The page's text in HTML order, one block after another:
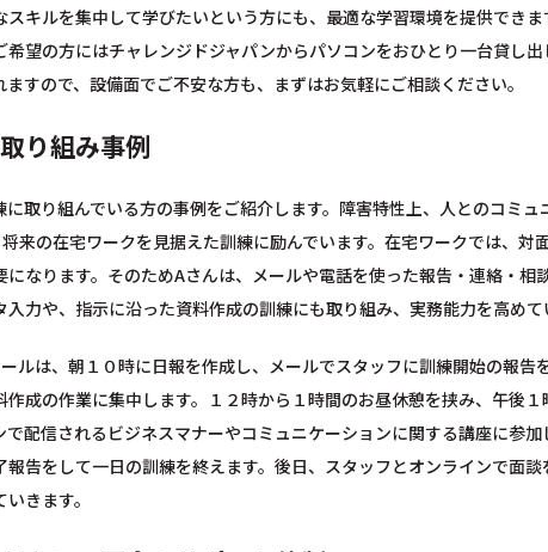
スキルを集中して学びたいという方にも、最適な学習環境を提供でき
望の方にはチャレンジドジャパンからパソコンをおひとり一台貸し
すので、設備面でご不安な方も、まずはお気軽にご相談ください。
り組み事例
取り組んでいる方の事例をご紹介します。障害特性上、人とのコミ
来の在宅ワークを見据えた訓練に励んでいます。在宅ワークでは、対
なります。そのためAさんは、メールや電話を使った報告・連絡・
力や、指示に沿った資料作成の訓練にも取り組み、実務能力を高めて
ルは、朝１０時に日報を作成し、メールでスタッフに訓練開始の報
成の作業に集中します。１２時から１時間のお昼休憩を挟み、午後
配信されるビジネスマナーやコミュニケーションに関する講座に参
告をして一日の訓練を終えます。後日、スタッフとオンラインで面
きます。